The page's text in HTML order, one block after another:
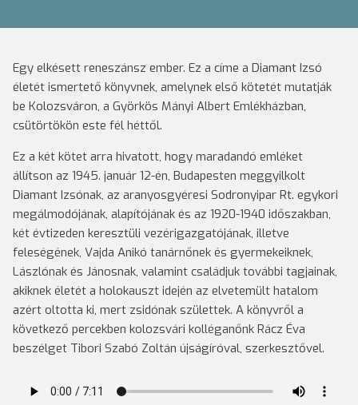
Egy elkésett reneszánsz ember. Ez a címe a Diamant Izsó
életét ismertető könyvnek, amelynek első kötetét mutatják
be Kolozsváron, a Györkös Mányi Albert Emlékházban,
csütörtökön este fél héttől.
Ez a két kötet arra hivatott, hogy maradandó emléket
állítson az 1945. január 12-én, Budapesten meggyilkolt
Diamant Izsónak, az aranyosgyéresi Sodronyipar Rt. egykori
megálmodójának, alapítójának és az 1920-1940 időszakban,
két évtizeden keresztüli vezérigazgatójának, illetve
feleségének, Vajda Anikó tanárnőnek és gyermekeiknek,
Lászlónak és Jánosnak, valamint családjuk további tagjainak,
akiknek életét a holokauszt idején az elvetemült hatalom
azért oltotta ki, mert zsidónak születtek. A könyvről a
következő percekben kolozsvári kolléganőnk Rácz Éva
beszélget Tibori Szabó Zoltán újságíróval, szerkesztővel.